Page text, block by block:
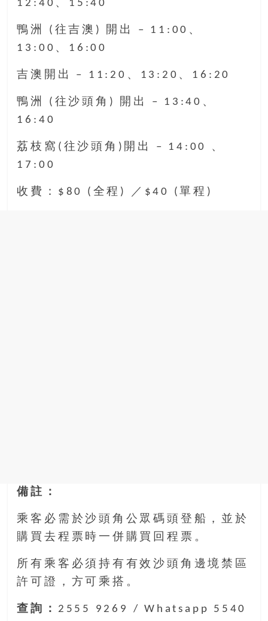
12:40、15:40
鴨洲 (往吉澳) 開出 – 11:00、
13:00、16:00
吉澳開出 – 11:20、13:20、16:20
鴨洲 (往沙頭角) 開出 – 13:40、
16:40
荔枝窩(往沙頭角)開出 – 14:00 、
17:00
收費：$80 (全程) ／$40 (單程)
備註：
乘客必需於沙頭角公眾碼頭登船，並於
購買去程票時一併購買回程票。
所有乘客必須持有有效沙頭角邊境禁區
許可證，方可乘搭。
查詢： 2555 9269 / Whatsapp 5540